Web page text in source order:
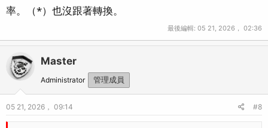
率。（*）也沒跟著轉換。
最後編輯: 05 21, 2026， 02:36
Master
Administrator 管理成員
05 21, 2026， 09:14 #8